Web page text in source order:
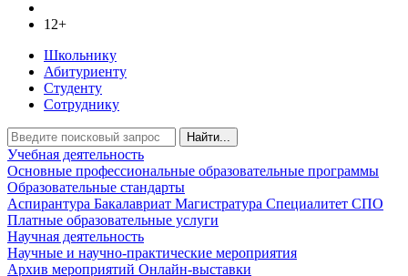
12+
Школьнику
Абитуриенту
Студенту
Сотруднику
Найти...
Учебная деятельность
Основные профессиональные образовательные программы
Образовательные стандарты
Аспирантура Бакалавриат Магистратура Специалитет СПО
Платные образовательные услуги
Научная деятельность
Научные и научно-практические мероприятия
Архив мероприятий Онлайн-выставки